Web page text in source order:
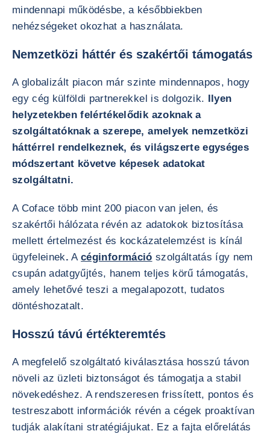
mindennapi működésbe, a későbbiekben
nehézségeket okozhat a használata.
Nemzetközi háttér és szakértői támogatás
A globalizált piacon már szinte mindennapos, hogy
egy cég külföldi partnerekkel is dolgozik. Ilyen
helyzetekben felértékelődik azoknak a
szolgáltatóknak a szerepe, amelyek nemzetközi
háttérrel rendelkeznek, és világszerte egységes
módszertant követve képesek adatokat
szolgáltatni.
A Coface több mint 200 piacon van jelen, és
szakértői hálózata révén az adatokok biztosítása
mellett értelmezést és kockázatelemzést is kínál
ügyfeleinek. Acéginformáció szolgáltatás így nem
csupán adatgyűjtés, hanem teljes körű támogatás,
amely lehetővé teszi a megalapozott, tudatos
döntéshozatalt.
Hosszú távú értékteremtés
A megfelelő szolgáltató kiválasztása hosszú távon
növeli az üzleti biztonságot és támogatja a stabil
növekedéshez. A rendszeresen frissített, pontos és
testreszabott információk révén a cégek proaktívan
tudják alakítani stratégiájukat. Ez a fajta előrelátás